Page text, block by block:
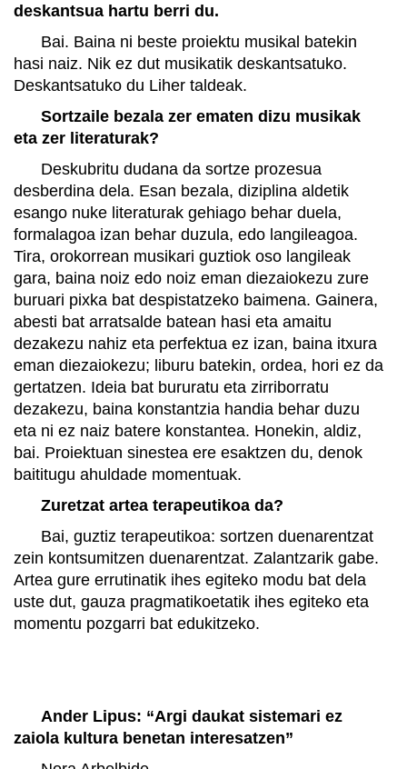
deskantsua hartu berri du.
Bai. Baina ni beste proiektu musikal batekin
hasi naiz. Nik ez dut musikatik deskantsatuko.
Deskantsatuko du Liher taldeak.
Sortzaile bezala zer ematen dizu musikak
eta zer literaturak?
Deskubritu dudana da sortze prozesua
desberdina dela. Esan bezala, diziplina aldetik
esango nuke literaturak gehiago behar duela,
formalagoa izan behar duzula, edo langileagoa.
Tira, orokorrean musikari guztiok oso langileak
gara, baina noiz edo noiz eman diezaiokezu zure
buruari pixka bat despistatzeko baimena. Gainera,
abesti bat arratsalde batean hasi eta amaitu
dezakezu nahiz eta perfektua ez izan, baina itxura
eman diezaiokezu; liburu batekin, ordea, hori ez da
gertatzen. Ideia bat bururatu eta zirriborratu
dezakezu, baina konstantzia handia behar duzu
eta ni ez naiz batere konstantea. Honekin, aldiz,
bai. Proiektuan sinestea ere esaktzen du, denok
baititugu ahuldade momentuak.
Zuretzat artea terapeutikoa da?
Bai, guztiz terapeutikoa: sortzen duenarentzat
zein kontsumitzen duenarentzat. Zalantzarik gabe.
Artea gure errutinatik ihes egiteko modu bat dela
uste dut, gauza pragmatikoetatik ihes egiteko eta
momentu pozgarri bat edukitzeko.
Ander Lipus: “Argi daukat sistemari ez
zaiola kultura benetan interesatzen”